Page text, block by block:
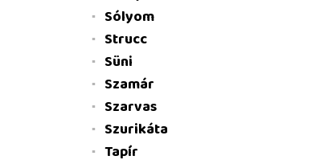
Sólyom
Strucc
Süni
Szamár
Szarvas
Szurikáta
Tapír